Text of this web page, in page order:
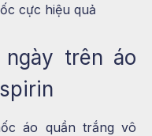
cực hiệu quả
trên áo
áo quần trắng vô